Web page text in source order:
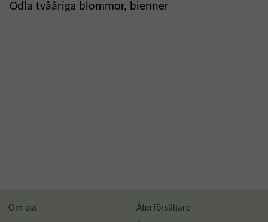
Odla tvååriga blommor, bienner
Om oss
Återförsäljare